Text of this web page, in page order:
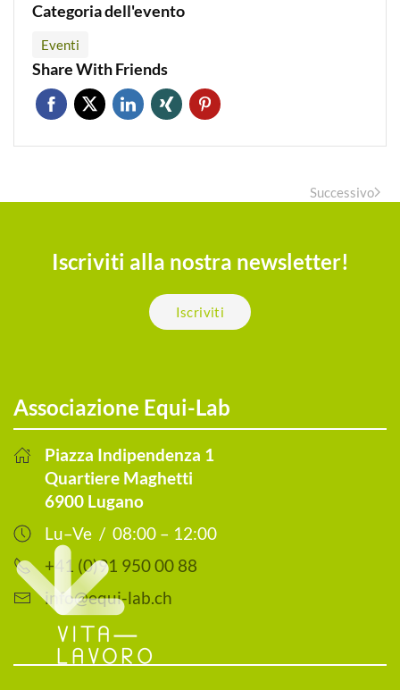
Categoria dell'evento
Eventi
Share With Friends
Successivo
Iscriviti alla nostra newsletter!
Iscriviti
Associazione Equi-Lab
Piazza Indipendenza 1
Quartiere Maghetti
6900 Lugano
Lu–Ve / 08:00 – 12:00
+41 (0)91 950 00 88
info@equi-lab.ch